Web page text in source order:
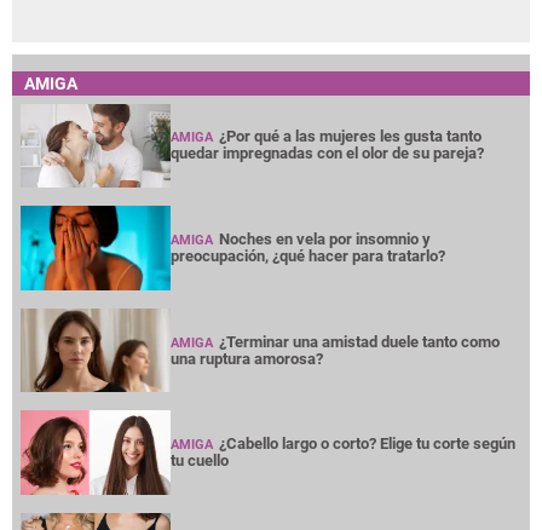
AMIGA
AMIGA ¿Por qué a las mujeres les gusta tanto
quedar impregnadas con el olor de su pareja?
AMIGA Noches en vela por insomnio y
preocupación, ¿qué hacer para tratarlo?
AMIGA ¿Terminar una amistad duele tanto como
una ruptura amorosa?
AMIGA ¿Cabello largo o corto? Elige tu corte según
tu cuello